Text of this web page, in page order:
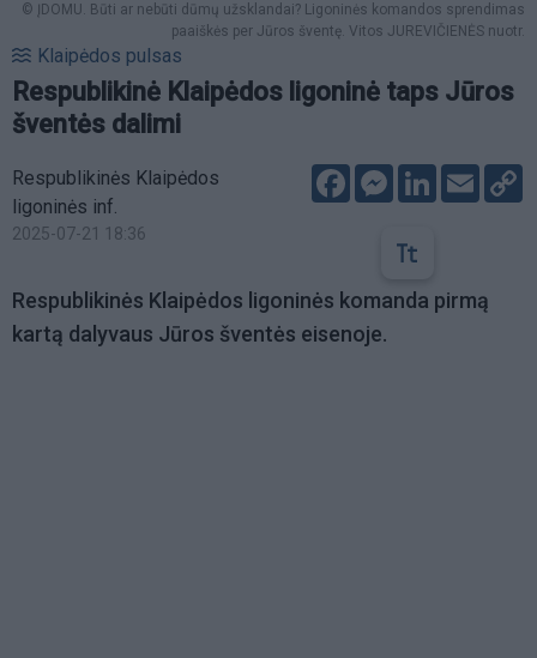
© ĮDOMU. Būti ar nebūti dūmų užsklandai? Ligoninės komandos sprendimas
paaiškės per Jūros šventę. Vitos JUREVIČIENĖS nuotr.
Klaipėdos pulsas
Respublikinė Klaipėdos ligoninė taps Jūros
šventės dalimi
Respublikinės Klaipėdos
ligoninės inf.
2025-07-21 18:36
FacebookMessenger
LinkedIn
Email
Respublikinės Klaipėdos ligoninės komanda pirmą
kartą dalyvaus Jūros šventės eisenoje.